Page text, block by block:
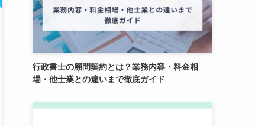
行政書士の顧問契約とは？業務内容・料金相
場・他士業との違いまで徹底ガイド